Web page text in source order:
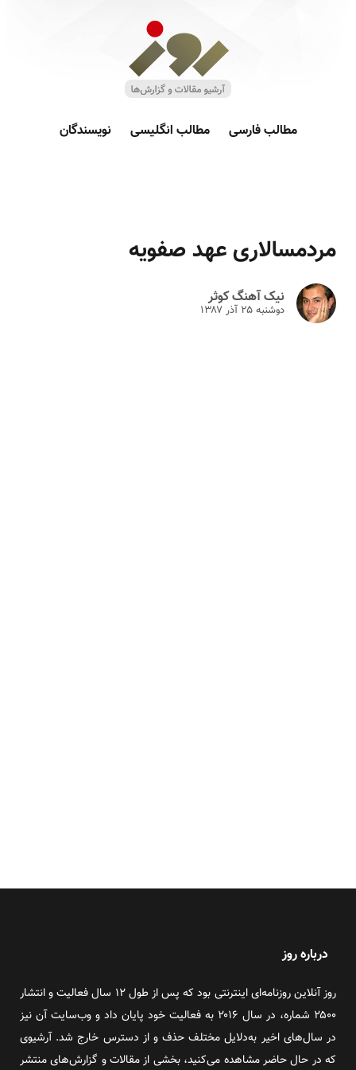
مطالب فارسی مطالب انگلیسی نویسندگان
مردمسالاری عهد صفویه
نیک آهنگ کوثر
دوشنبه ۲۵ آذر ۱۳۸۷
درباره روز
روز آنلاین روزنامه‌ای اینترنتی بود که پس از طول ۱۲ سال فعالیت و انتشار
۲۵۰۰ شماره، در سال ۲۰۱۶ به فعالیت خود پایان داد و وب‌سایت آن نیز
در سال‌های اخیر به‌دلایل مختلف حذف و از دسترس خارج شد. آرشیوی
که در حال حاضر مشاهده می‌کنید، بخشی از مقالات و گزارش‌های منتشر